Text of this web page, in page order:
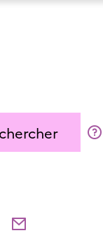
Partager par courriel